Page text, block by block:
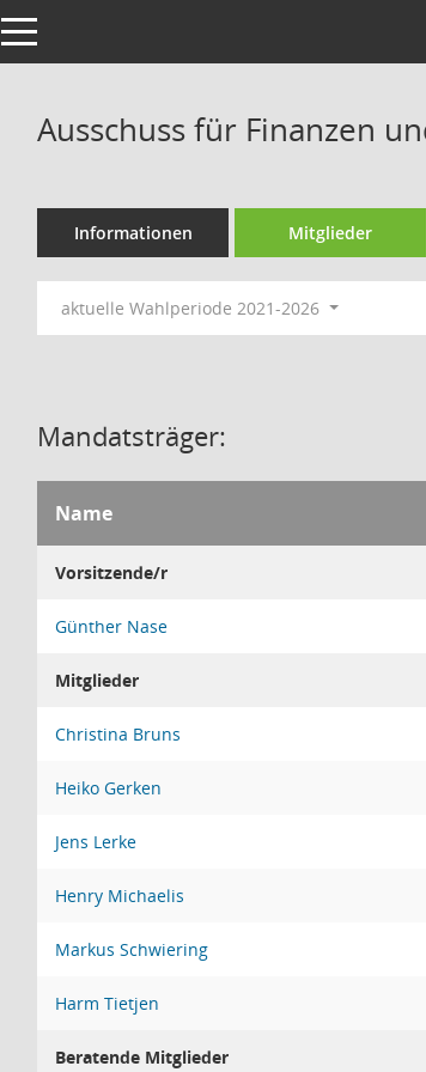
Toggle navigation
Ausschuss für Finanzen
Informationen Mitglieder
aktuelle Wahlperiode 2021-2026
Mandatsträger:
Name
Vorsitzende/r
Günther Nase
Mitglieder
Christina Bruns
Heiko Gerken
Jens Lerke
Henry Michaelis
Markus Schwiering
Harm Tietjen
Beratende Mitglieder